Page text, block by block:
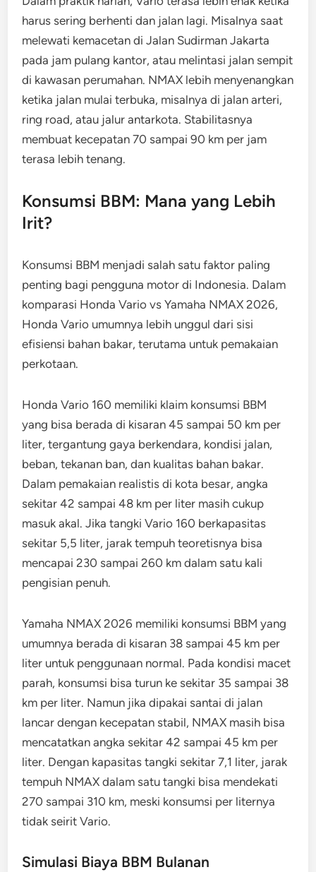
harus sering berhenti dan jalan lagi. Misalnya saat
melewati kemacetan di Jalan Sudirman Jakarta
pada jam pulang kantor, atau melintasi jalan sempit
di kawasan perumahan. NMAX lebih menyenangkan
ketika jalan mulai terbuka, misalnya di jalan arteri,
ring road, atau jalur antarkota. Stabilitasnya
membuat kecepatan 70 sampai 90 km per jam
terasa lebih tenang.
Konsumsi BBM: Mana yang Lebih
Irit?
Konsumsi BBM menjadi salah satu faktor paling
penting bagi pengguna motor di Indonesia. Dalam
komparasi Honda Vario vs Yamaha NMAX 2026,
Honda Vario umumnya lebih unggul dari sisi
efisiensi bahan bakar, terutama untuk pemakaian
perkotaan.
Honda Vario 160 memiliki klaim konsumsi BBM
yang bisa berada di kisaran 45 sampai 50 km per
liter, tergantung gaya berkendara, kondisi jalan,
beban, tekanan ban, dan kualitas bahan bakar.
Dalam pemakaian realistis di kota besar, angka
sekitar 42 sampai 48 km per liter masih cukup
masuk akal. Jika tangki Vario 160 berkapasitas
sekitar 5,5 liter, jarak tempuh teoretisnya bisa
mencapai 230 sampai 260 km dalam satu kali
pengisian penuh.
Yamaha NMAX 2026 memiliki konsumsi BBM yang
umumnya berada di kisaran 38 sampai 45 km per
liter untuk penggunaan normal. Pada kondisi macet
parah, konsumsi bisa turun ke sekitar 35 sampai 38
km per liter. Namun jika dipakai santai di jalan
lancar dengan kecepatan stabil, NMAX masih bisa
mencatatkan angka sekitar 42 sampai 45 km per
liter. Dengan kapasitas tangki sekitar 7,1 liter, jarak
tempuh NMAX dalam satu tangki bisa mendekati
270 sampai 310 km, meski konsumsi per liternya
tidak seirit Vario.
Simulasi Biaya BBM Bulanan